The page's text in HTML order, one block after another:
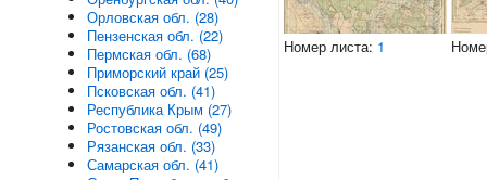
Номер листа: 1
Орловская обл. (28)
Пензенская обл. (22)
Пермская обл. (68)
Приморский край (25)
Псковская обл. (41)
Республика Крым (27)
Ростовская обл. (49)
Рязанская обл. (33)
Самарская обл. (41)